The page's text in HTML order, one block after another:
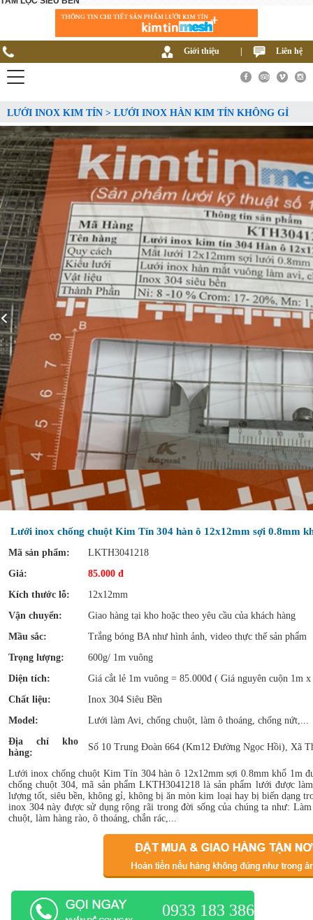
Giới thiệu Liên hệ
LƯỚI INOX KIM TÍN > LƯỚI INOX HÀN KIM TÍN KHÔNG GỈ
Lưới inox chống chuột Kim Tín 304 hàn ô 12x12mm sợi 0.8mm
Mã sản phẩm:
LKTH3041218
Giá:
85.000 đ
Kích thước lỗ:
12x12mm
Vận chuyển:
Giao hàng tại kho hoặc theo yêu cầu của khách hàng
Mầu sắc:
Trắng bóng BA như hình ảnh, video thực thế sản phẩm
Trọng lượng:
600g/ 1m vuông
Diện tích:
Giá cắt lẻ 1m vuông = 85.000đ ( Giá nguyên cuộn 1m
Chất liệu:
Inox 304 Siêu Bền
Model:
Lưới làm Avi, chống chuột, làm ô thoáng, chống nứt,...
Địa chỉ kho
hàng:
Số 10 Trung Đoàn 664 (Km12 Đường Ngọc Hồi), Xã
Lưới inox chống chuột Kim Tín 304 hàn ô 12x12mm sợi 0.8mm khổ 1m
chống chuột 304, mã sản phẩm LKTH3041218 là sản phẩm lưới được
lượng tốt, siêu bền, không gỉ, không bị ăn mòn kim loại hay bị biến dạng
inox 304 này được sử dụng rộng rãi trong đời sống của chúng ta như:
chuột, làm hàng rào, ô thoáng, chắn rác,...
0933 183 386